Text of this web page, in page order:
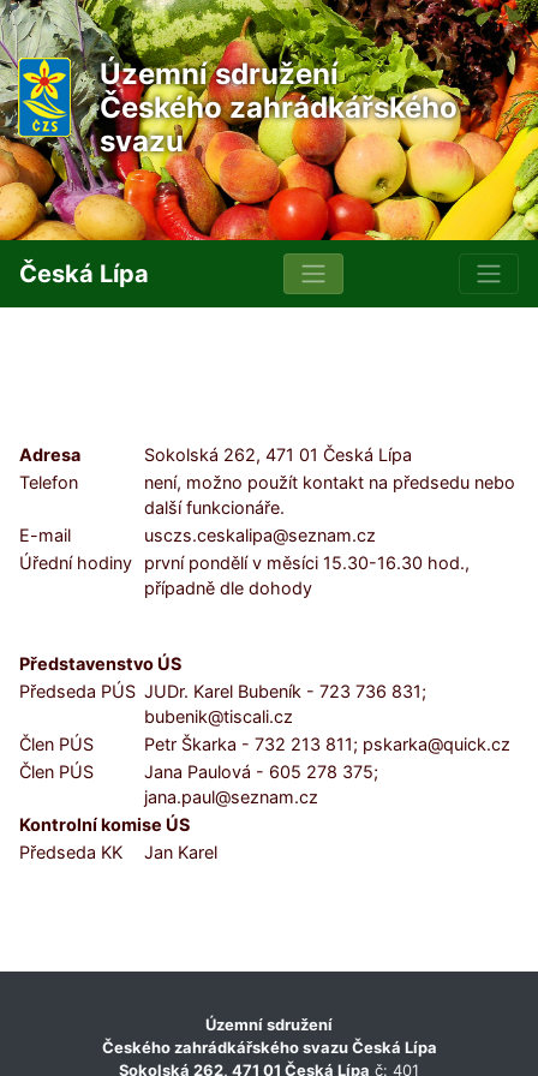
Územní sdružení
Českého zahrádkářského
svazu
Česká Lípa
Adresa
Sokolská 262, 471 01 Česká Lípa
Telefon
není, možno použít kontakt na předsedu nebo
další funkcionáře.
E-mail
usczs.ceskalipa@seznam.cz
Úřední hodiny
první pondělí v měsíci 15.30-16.30 hod.,
případně dle dohody
Představenstvo ÚS
Předseda PÚS JUDr. Karel Bubeník - 723 736 831;
bubenik@tiscali.cz
Člen PÚS
Petr Škarka - 732 213 811; pskarka@quick.cz
Člen PÚS
Jana Paulová - 605 278 375;
jana.paul@seznam.cz
Kontrolní komise ÚS
Předseda KK
Jan Karel
Územní sdružení
Českého zahrádkářského svazu Česká Lípa
Sokolská 262, 471 01 Česká Lípa č: 401